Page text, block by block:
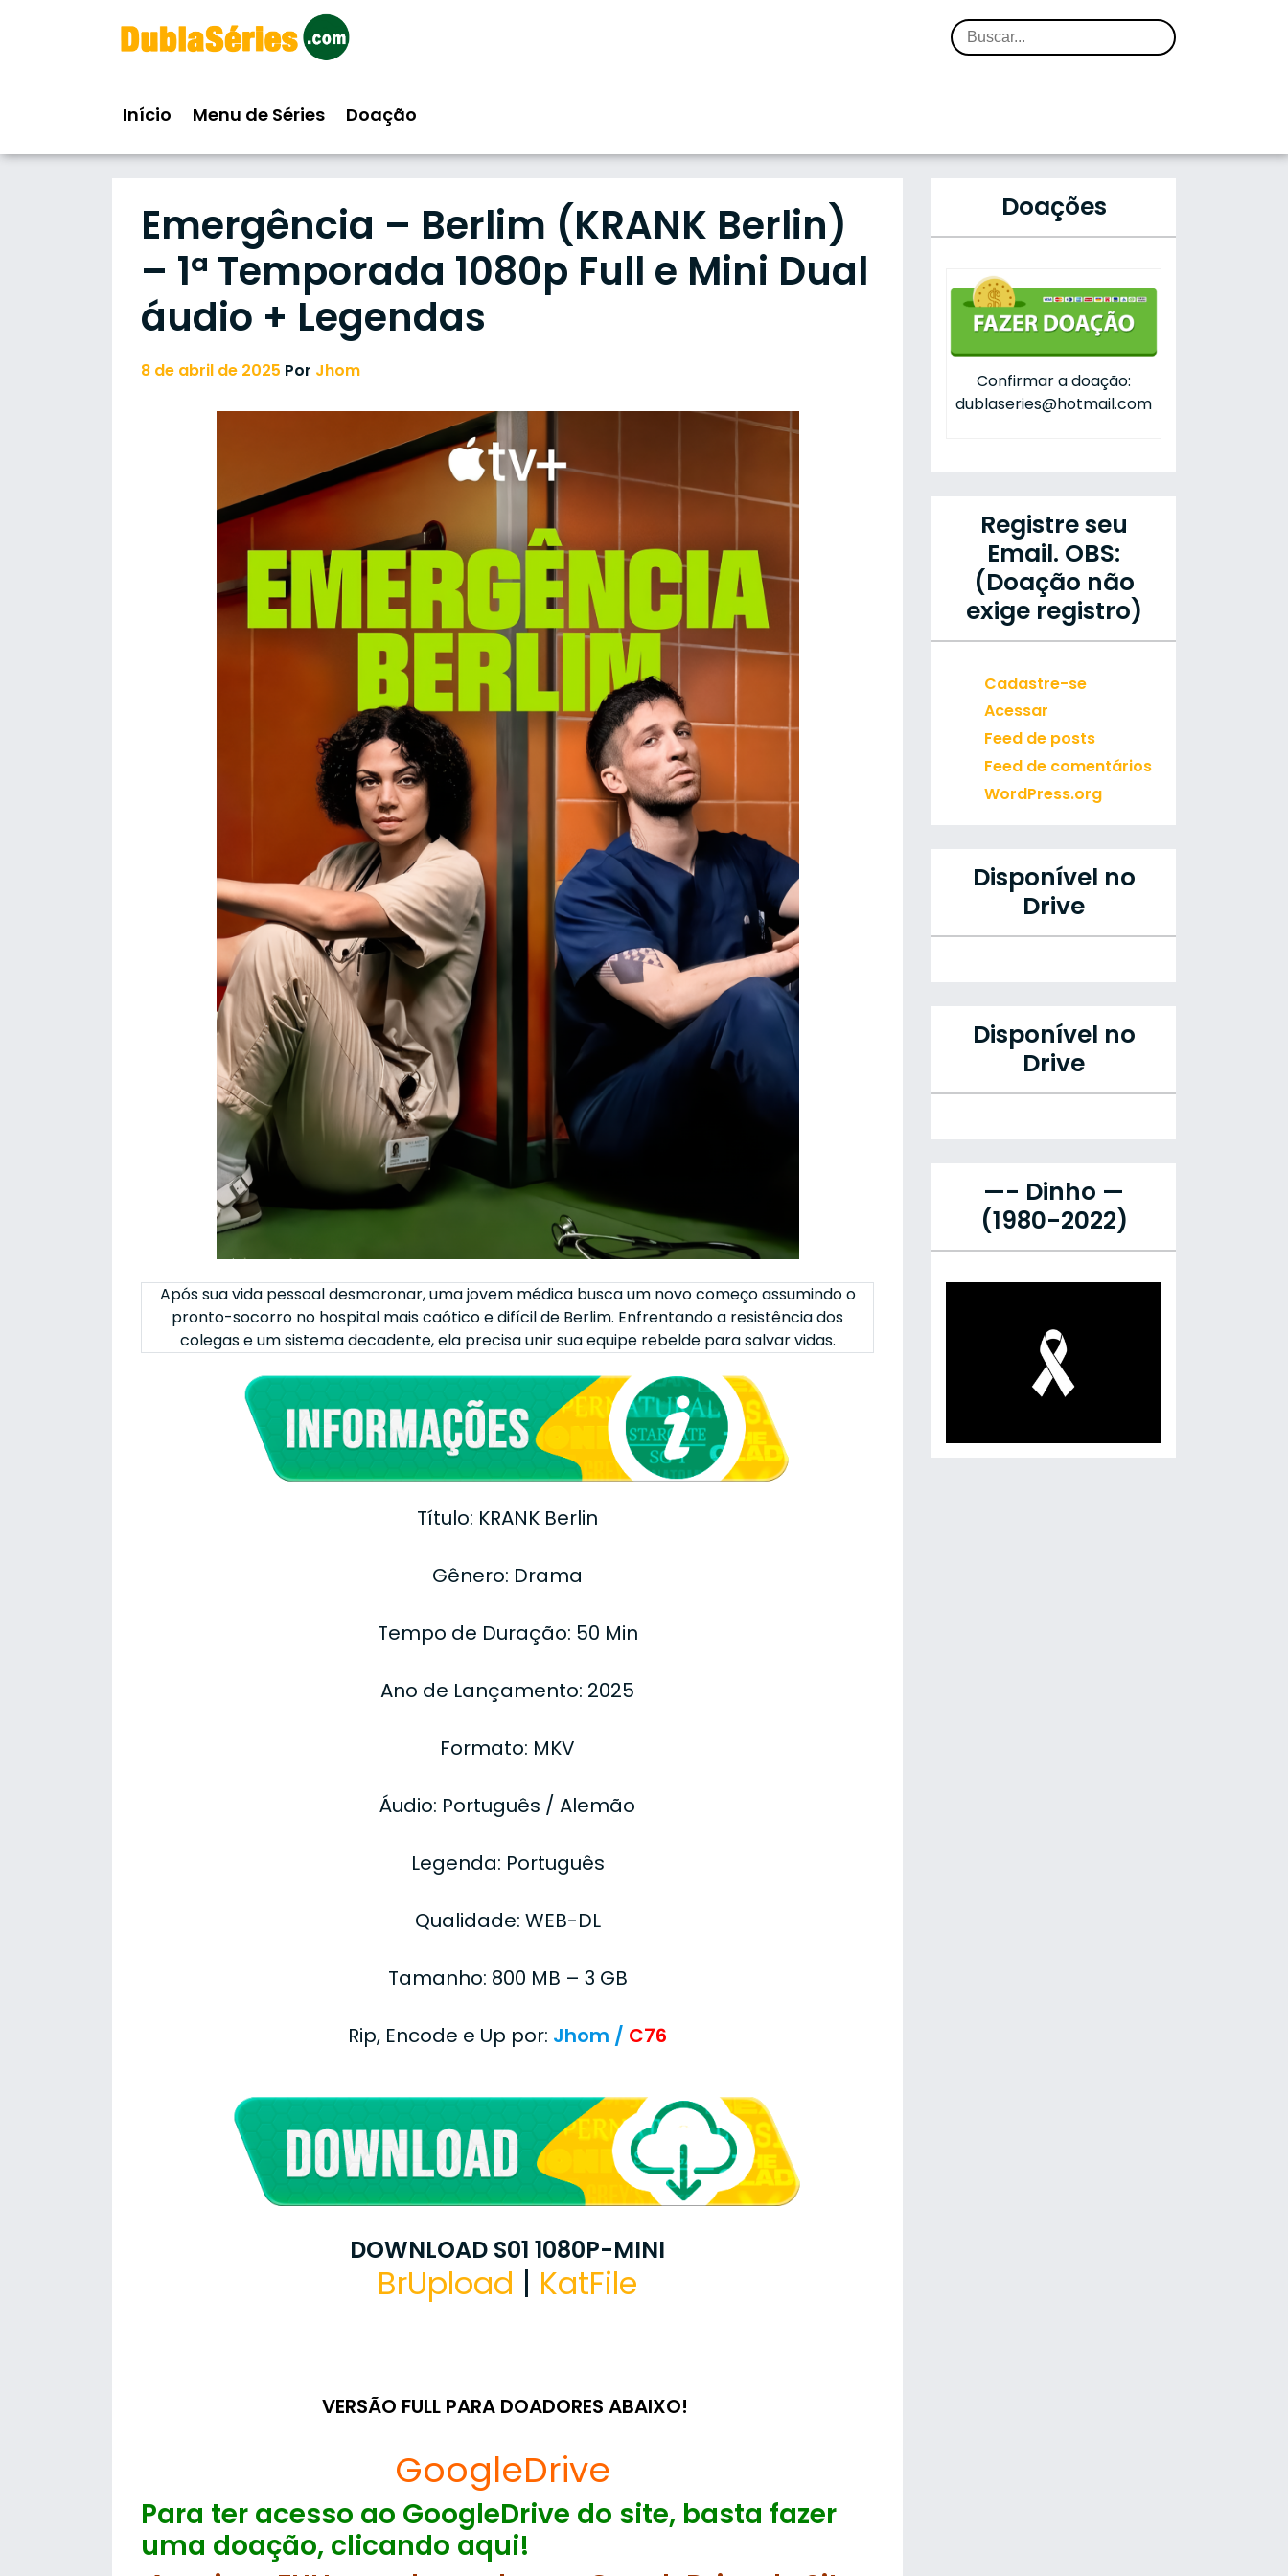
Início Menu de Séries Doação
Emergência – Berlim (KRANK Berlin)
– 1ª Temporada 1080p Full e Mini Dual
áudio + Legendas
8 de abril de 2025 Por Jhom
Após sua vida pessoal desmoronar, uma jovem médica busca um novo começo assumindo o
pronto-socorro no hospital mais caótico e difícil de Berlim. Enfrentando a resistência dos
colegas e um sistema decadente, ela precisa unir sua equipe rebelde para salvar vidas.
Título: KRANK Berlin
Gênero: Drama
Tempo de Duração: 50 Min
Ano de Lançamento: 2025
Formato: MKV
Áudio: Português / Alemão
Legenda: Português
Qualidade: WEB-DL
Tamanho: 800 MB – 3 GB
Rip, Encode e Up por: Jhom / C76
DOWNLOAD S01 1080P-MINI
BrUpload | KatFile
VERSÃO FULL PARA DOADORES ABAIXO!
GoogleDrive
Para ter acesso ao GoogleDrive do site, basta fazer
uma doação, clicando aqui!
Doações
Confirmar a doação:
dublaseries@hotmail.com
Registre seu
Email. OBS:
(Doação não
exige registro)
Cadastre-se
Acessar
Feed de posts
Feed de comentários
WordPress.org
Disponível no
Drive
Disponível no
Drive
—- Dinho —
(1980-2022)